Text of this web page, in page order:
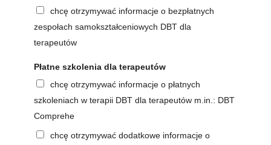
chcę otrzymywać informacje o bezpłatnych
zespołach samokształceniowych DBT dla
terapeutów
Płatne szkolenia dla terapeutów
chcę otrzymywać informacje o płatnych
szkoleniach w terapii DBT dla terapeutów m.in.: DBT
Comprehe
chcę otrzymywać dodatkowe informacje o